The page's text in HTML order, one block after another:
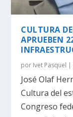
CULTURA
APRUEBEN
por Ivet Pasquel |
José Olaf
Cultura del
Congreso